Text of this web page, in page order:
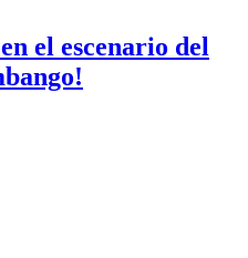
el escenario del